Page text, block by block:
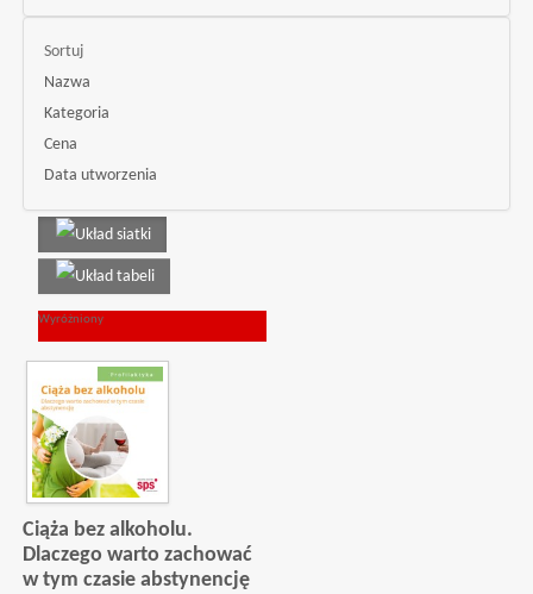
Sortuj
Nazwa
Kategoria
Cena
Data utworzenia
Wyróżniony
Ciąża bez alkoholu.
Dlaczego warto zachować
w tym czasie abstynencję